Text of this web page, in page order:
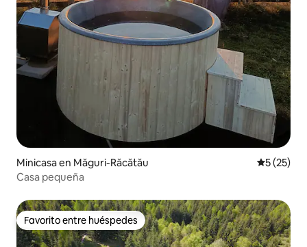
Minicasa en Măguri-Răcătău
5 (25)
Casa pequeña
Favorito entre huéspedes
Favorito entre huéspedes